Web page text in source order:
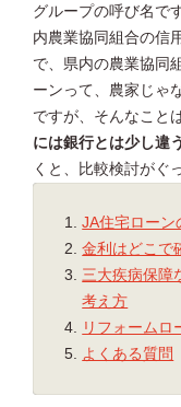
グループの呼び名で
内農業協同組合の信
で、県内の農業協同
ーンって、農家じゃ
ですが、そんなこと
には銀行とは少し違
くと、比較検討がぐ
JA住宅ローン
金利はどこで
三大疾病保障
考え方
リフォームロ
よくある質問